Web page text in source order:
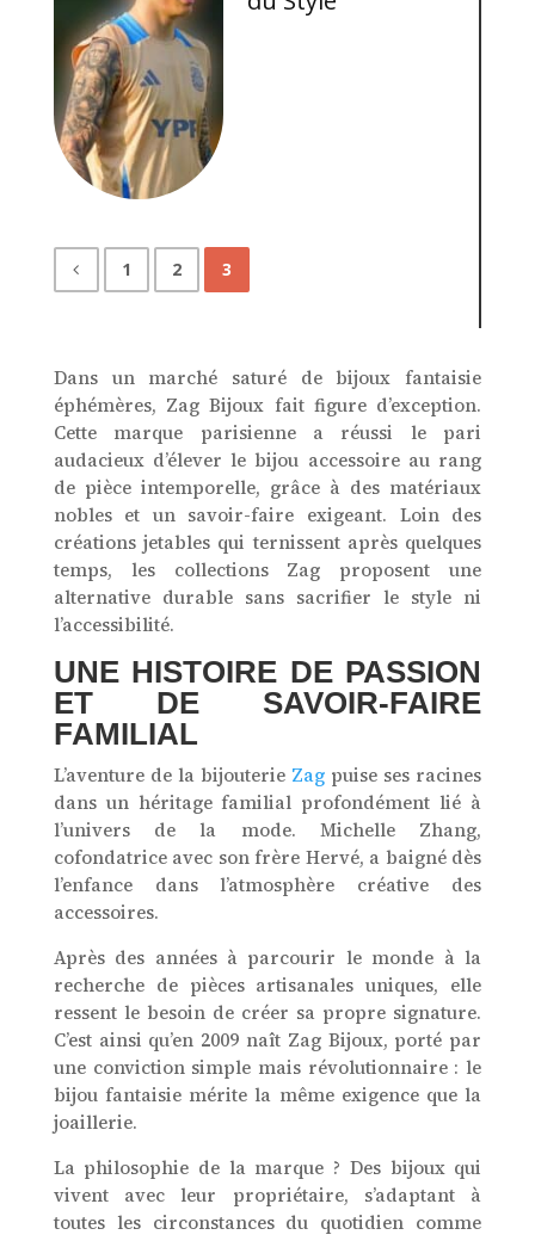
1 2 3
Dans un marché saturé de bijoux fantaisie
éphémères, Zag Bijoux fait figure d’exception.
Cette marque parisienne a réussi le pari
audacieux d’élever le bijou accessoire au rang
de pièce intemporelle, grâce à des matériaux
nobles et un savoir-faire exigeant. Loin des
créations jetables qui ternissent après quelques
temps, les collections Zag proposent une
alternative durable sans sacrifier le style ni
l’accessibilité.
UNE HISTOIRE DE PASSION
ET DE SAVOIR-FAIRE
FAMILIAL
L’aventure de la bijouterie Zag puise ses racines
dans un héritage familial profondément lié à
l’univers de la mode. Michelle Zhang,
cofondatrice avec son frère Hervé, a baigné dès
l’enfance dans l’atmosphère créative des
accessoires.
Après des années à parcourir le monde à la
recherche de pièces artisanales uniques, elle
ressent le besoin de créer sa propre signature.
C’est ainsi qu’en 2009 naît Zag Bijoux, porté par
une conviction simple mais révolutionnaire : le
bijou fantaisie mérite la même exigence que la
joaillerie.
La philosophie de la marque ? Des bijoux qui
vivent avec leur propriétaire, s’adaptant à
toutes les circonstances du quotidien comme